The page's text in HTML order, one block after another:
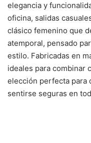
elegancia y
oficina, salidas
clásico femenino que
atemporal, pensado
estilo. Fabricadas en
ideales para combinar
elección perfecta para
sentirse seguras en